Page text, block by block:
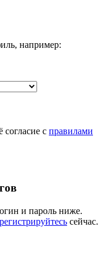
например:
согласие с правилами
и пароль ниже.
сейчас.